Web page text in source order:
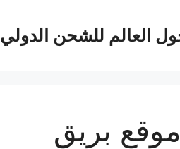
العالم للشحن الدولي
بريق